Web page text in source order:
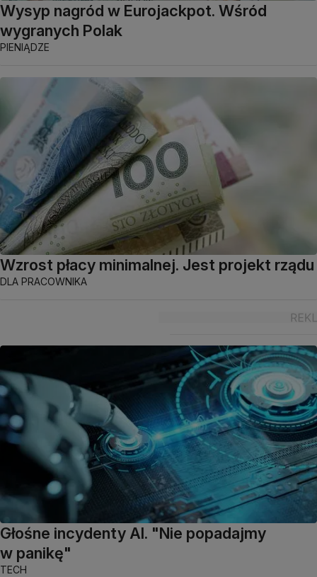
Wysyp nagród w Eurojackpot. Wśród
wygranych Polak
PIENIĄDZE
Wzrost płacy minimalnej. Jest projekt rządu
DLA PRACOWNIKA
Głośne incydenty AI. "Nie popadajmy
w panikę"
TECH